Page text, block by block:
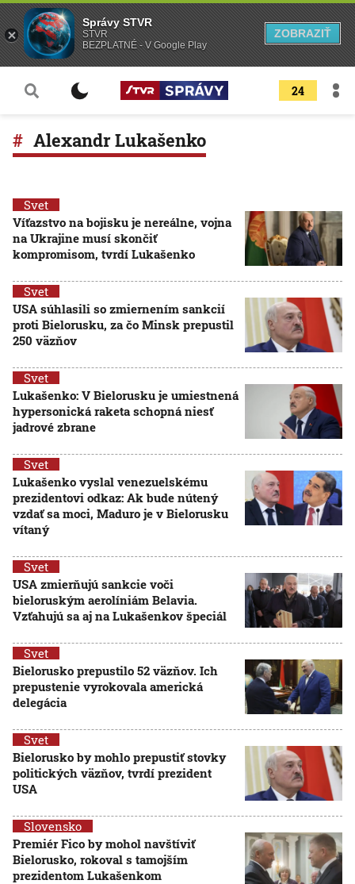
24
Alexandr Lukašenko
Svet
Víťazstvo na bojisku je nereálne, vojna
na Ukrajine musí skončiť
kompromisom, tvrdí Lukašenko
Svet
USA súhlasili so zmiernením sankcií
proti Bielorusku, za čo Minsk prepustil
250 väzňov
Svet
Lukašenko: V Bielorusku je umiestnená
hypersonická raketa schopná niesť
jadrové zbrane
Svet
Lukašenko vyslal venezuelskému
prezidentovi odkaz: Ak bude nútený
vzdať sa moci, Maduro je v Bielorusku
vítaný
Svet
USA zmierňujú sankcie voči
bieloruským aerolíniám Belavia.
Vzťahujú sa aj na Lukašenkov špeciál
Svet
Bielorusko prepustilo 52 väzňov. Ich
prepustenie vyrokovala americká
delegácia
Svet
Bielorusko by mohlo prepustiť stovky
politických väzňov, tvrdí prezident
USA
Slovensko
Premiér Fico by mohol navštíviť
Bielorusko, rokoval s tamojším
prezidentom Lukašenkom
Správy STVR
STVR
BEZPLATNÉ - V Google Play
ZOBRAZIŤ